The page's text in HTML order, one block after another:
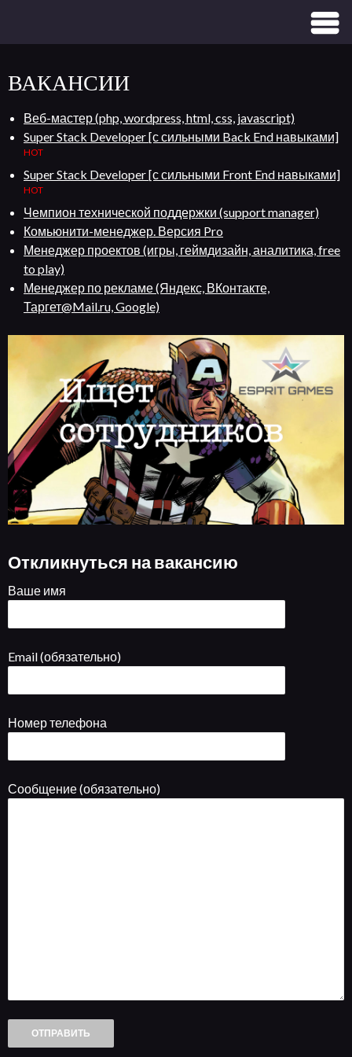
ВАКАНСИИ
Веб-мастер (php, wordpress, html, css, javascript)
Super Stack Developer [с сильными Back End навыками]
HOT
Super Stack Developer [с сильными Front End навыками]
HOT
Чемпион технической поддержки (support manager)
Комьюнити-менеджер. Версия Pro
Менеджер проектов (игры, геймдизайн, аналитика, free
to play)
Менеджер по рекламе (Яндекс, ВКонтакте,
Таргет@Mail.ru, Google)
Откликнуться на вакансию
Ваше имя
Email (обязательно)
Номер телефона
Сообщение (обязательно)